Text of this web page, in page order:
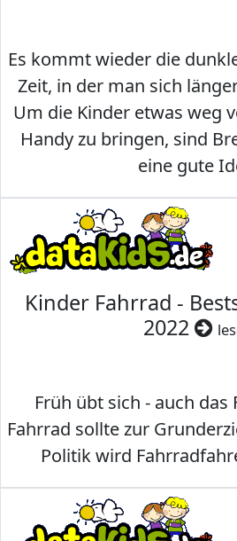
Es kommt wieder die
Zeit, in der man sich
Um die Kinder etwas weg
Handy zu bringen, sind
eine gute
Kinder Fahrrad -
2022
Früh übt sich - auch das
Fahrrad sollte zur
Politik wird